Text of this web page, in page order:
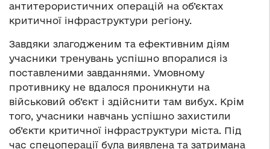
антитерористичних операцій на об’єктах
критичної інфраструктури регіону.
Завдяки злагодженим та ефективним діям
учасники тренувань успішно впоралися із
поставленими завданнями. Умовному
противнику не вдалося проникнути на
військовий об’єкт і здійснити там вибух. Крім
того, учасники навчань успішно захистили
об’єкти критичної інфраструктури міста. Під
час спецоперації була виявлена та затримана